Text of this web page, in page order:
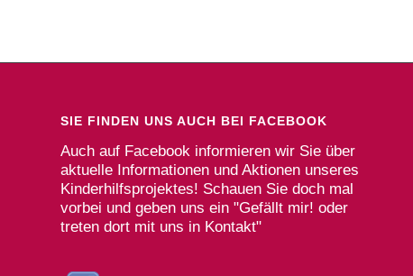
SIE FINDEN UNS AUCH BEI FACEBOOK
Auch auf Facebook informieren wir Sie über
aktuelle Informationen und Aktionen unseres
Kinderhilfsprojektes! Schauen Sie doch mal
vorbei und geben uns ein "Gefällt mir! oder
treten dort mit uns in Kontakt"